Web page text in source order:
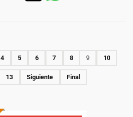
4 5 6 7 8 9 10
13 Siguiente Final